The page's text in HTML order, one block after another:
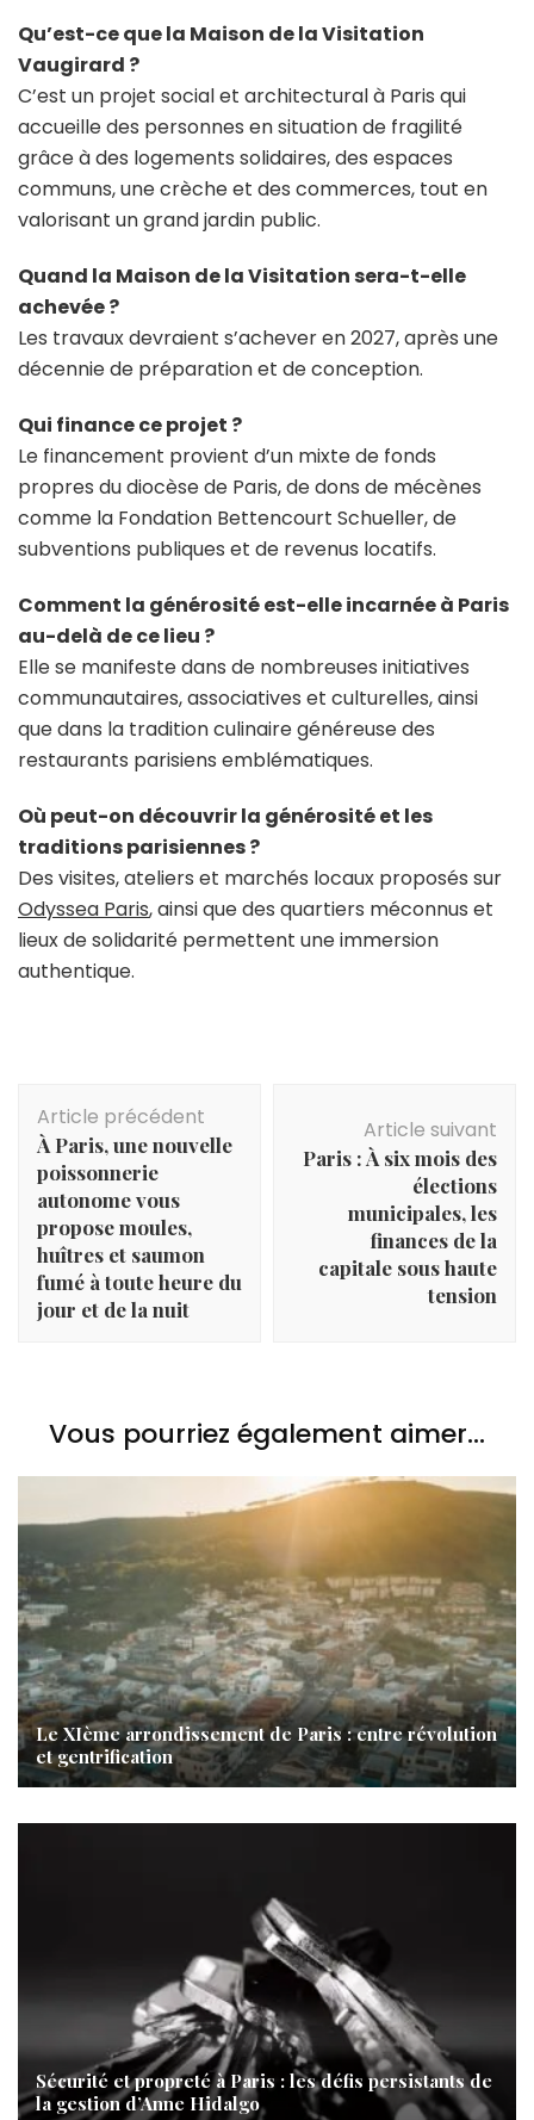
Qu’est-ce que la Maison de la Visitation
Vaugirard ?
C’est un projet social et architectural à Paris qui
accueille des personnes en situation de fragilité
grâce à des logements solidaires, des espaces
communs, une crèche et des commerces, tout en
valorisant un grand jardin public.
Quand la Maison de la Visitation sera-t-elle
achevée ?
Les travaux devraient s’achever en 2027, après une
décennie de préparation et de conception.
Qui finance ce projet ?
Le financement provient d’un mixte de fonds
propres du diocèse de Paris, de dons de mécènes
comme la Fondation Bettencourt Schueller, de
subventions publiques et de revenus locatifs.
Comment la générosité est-elle incarnée à Paris
au-delà de ce lieu ?
Elle se manifeste dans de nombreuses initiatives
communautaires, associatives et culturelles, ainsi
que dans la tradition culinaire généreuse des
restaurants parisiens emblématiques.
Où peut-on découvrir la générosité et les
traditions parisiennes ?
Des visites, ateliers et marchés locaux proposés sur
Odyssea Paris, ainsi que des quartiers méconnus et
lieux de solidarité permettent une immersion
authentique.
d'article
Article précédent
À Paris, une nouvelle
poissonnerie
autonome vous
propose moules,
huîtres et saumon
fumé à toute heure du
jour et de la nuit
Article suivant
Paris : À six mois des
élections
municipales, les
finances de la
capitale sous haute
tension
Vous pourriez également aimer...
Le XIème arrondissement de Paris : entre révolution
et gentrification
Sécurité et propreté à Paris : les défis persistants de
la gestion d’Anne Hidalgo